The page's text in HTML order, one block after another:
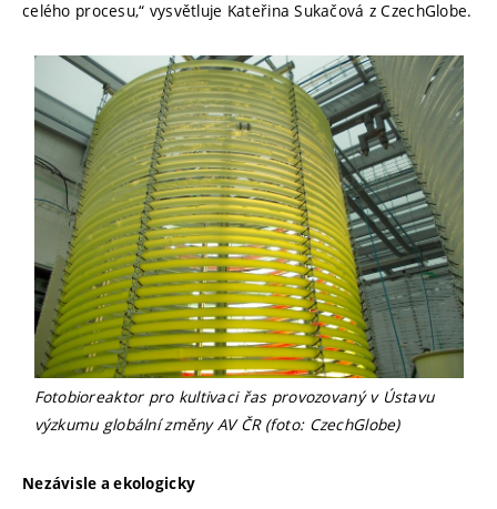
celého procesu,“ vysvětluje Kateřina Sukačová z CzechGlobe.
Fotobioreaktor pro kultivaci řas provozovaný v Ústavu
výzkumu globální změny AV ČR (foto: CzechGlobe)
Nezávisle a ekologicky